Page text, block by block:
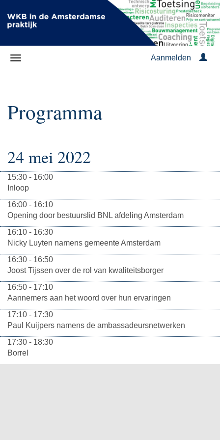
Aanmelden
Programma
24 mei 2022
15:30 - 16:00
Inloop
16:00 - 16:10
Opening door bestuurslid BNL afdeling Amsterdam
16:10 - 16:30
Nicky Luyten namens gemeente Amsterdam
16:30 - 16:50
Joost Tijssen over de rol van kwaliteitsborger
16:50 - 17:10
Aannemers aan het woord over hun ervaringen
17:10 - 17:30
Paul Kuijpers namens de ambassadeursnetwerken
17:30 - 18:30
Borrel